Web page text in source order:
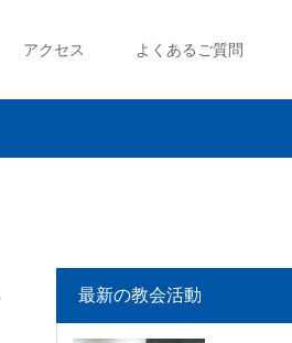
アクセス よくあるご質問
最新の教会活動